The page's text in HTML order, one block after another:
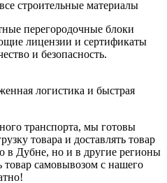
строительные материалы
перегородочные блоки
лицензии и сертификаты
и безопасность.
логистика и быстрая
транспорта, мы готовы
товара и доставлять товар
в Дубне, но и в другие регионы
самовывозом с нашего